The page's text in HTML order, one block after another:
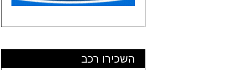
השכירו רכב